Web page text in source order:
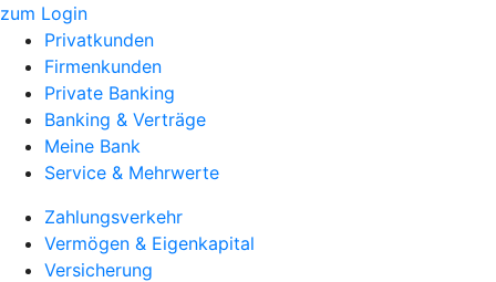
zum Login
Privatkunden
Firmenkunden
Private Banking
Banking & Verträge
Meine Bank
Service & Mehrwerte
Zahlungsverkehr
Vermögen & Eigenkapital
Versicherung